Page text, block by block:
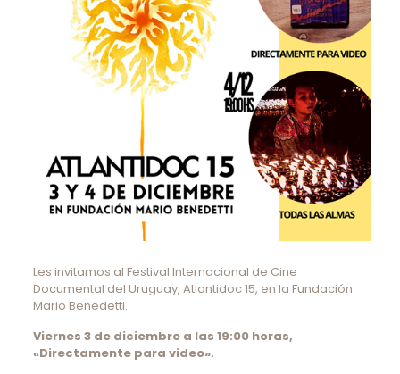
Les invitamos al Festival Internacional de Cine
Documental del Uruguay, Atlantidoc 15, en la Fundación
Mario Benedetti.
Viernes 3 de diciembre a las 19:00 horas,
«Directamente para video».